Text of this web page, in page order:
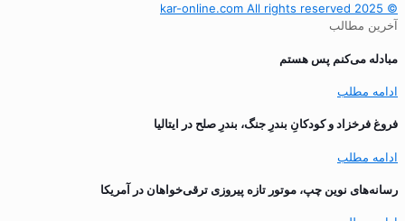
© 2025 kar-online.com All rights reserved
آخرین مطالب
مبادله می‌کنم پس هستم
ادامه مطلب
فروغ فرخزاد و کودکانِ بندرِ جنگ، بندرِ صلح در ایتالیا
ادامه مطلب
رسانه‌های نوین چپ، موتور تازه پیروزی ترقی‌خواهان در آمریکا